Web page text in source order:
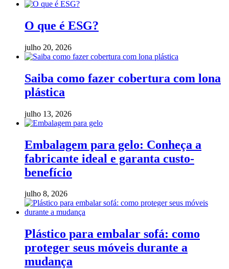
O que é ESG?
julho 20, 2026
Saiba como fazer cobertura com lona
plástica
julho 13, 2026
Embalagem para gelo: Conheça a
fabricante ideal e garanta custo-
benefício
julho 8, 2026
Plástico para embalar sofá: como
proteger seus móveis durante a
mudança